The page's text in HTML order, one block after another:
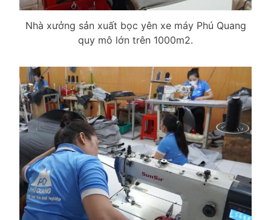
Nhà xưởng sản xuất bọc yên xe máy Phú Quang
quy mô lớn trên 1000m2.